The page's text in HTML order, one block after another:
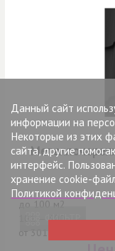
ФИЛЬТР
до 100 м2
101 — 300
от301
Данный сайт
информации на
Некоторые из этих
сайта, другие
интерфейс.
хранение cookie-
Политикой